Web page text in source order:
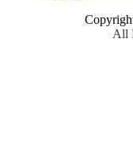
All